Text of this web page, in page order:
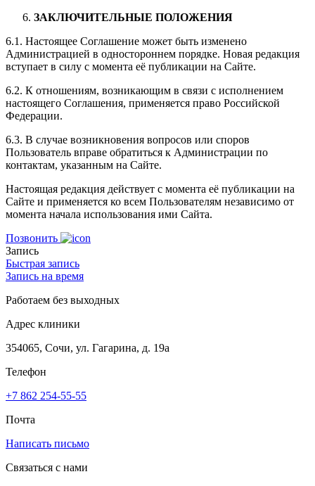
ЗАКЛЮЧИТЕЛЬНЫЕ ПОЛОЖЕНИЯ
6.1. Настоящее Соглашение может быть изменено
Администрацией в одностороннем порядке. Новая редакция
вступает в силу с момента её публикации на Сайте.
6.2. К отношениям, возникающим в связи с исполнением
настоящего Соглашения, применяется право Российской
Федерации.
6.3. В случае возникновения вопросов или споров
Пользователь вправе обратиться к Администрации по
контактам, указанным на Сайте.
Настоящая редакция действует с момента её публикации на
Сайте и применяется ко всем Пользователям независимо от
момента начала использования ими Сайта.
Позвонить
Запись
Быстрая запись
Запись на время
Работаем без выходных
Адрес клиники
354065, Сочи, ул. Гагарина, д. 19а
Телефон
+7 862 254-55-55
Почта
Написать письмо
Связаться с нами